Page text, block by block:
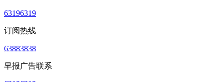
63196319
订阅热线
63883838
早报广告联系